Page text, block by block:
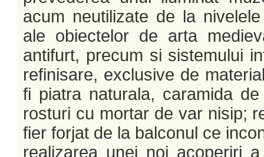
acum neutilizate de la
ale obiectelor de arta
antifurt, precum si sistemului
refinisare, exclusive de
fi piatra naturala, caramida
rosturi cu mortar de var nisip;
fier forjat de la balconul ce
realizarea unei noi acoperiri